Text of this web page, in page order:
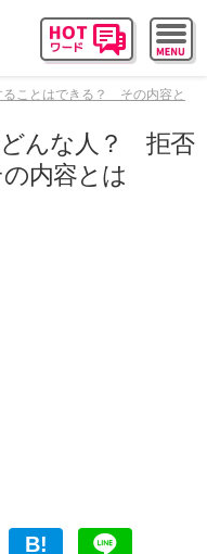
ことはできる？ その内容と
どんな人？ 拒否
内容とは
B!